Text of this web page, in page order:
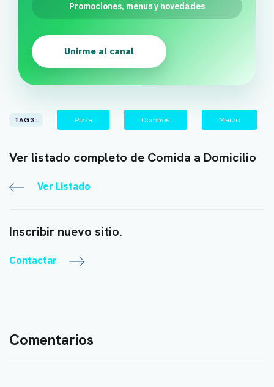
Promociones, menus y novedades
Unirme al canal
TAGS: Pizza Combos Marzo
Ver listado completo de Comida a Domicilio
Ver Listado
Inscribir nuevo sitio.
Contactar
Comentarios